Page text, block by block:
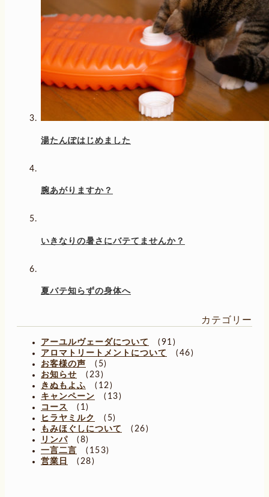
湯たんぽはじめました
腕あがりますか？
いきなりの暑さにバテてませんか？
夏バテ知らずの身体へ
カテゴリー
アーユルヴェーダについて
(91)
アロマトリートメントについて
(46)
お客様の声
(5)
お知らせ
(23)
きぬもよふ
(12)
キャンペーン
(13)
コース
(1)
ヒラヤミルク
(5)
もみほぐしについて
(26)
リンパ
(8)
一言二言
(153)
営業日
(28)